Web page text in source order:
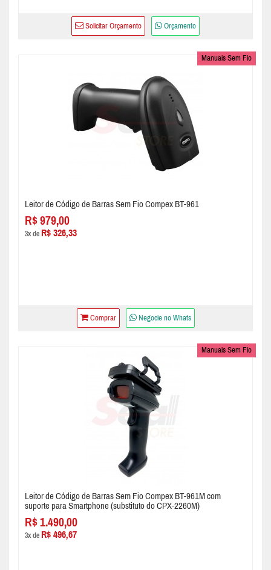
Solicitar Orçamento Orçamento
Manuais Sem Fio
Leitor de Código de Barras Sem Fio Compex BT-961
R$ 979,00
3x de R$ 326,33
Comprar Negocie no Whats
Manuais Sem Fio
Leitor de Código de Barras Sem Fio Compex BT-961M com
suporte para Smartphone (substituto do CPX-2260M)
R$ 1.490,00
3x de R$ 496,67